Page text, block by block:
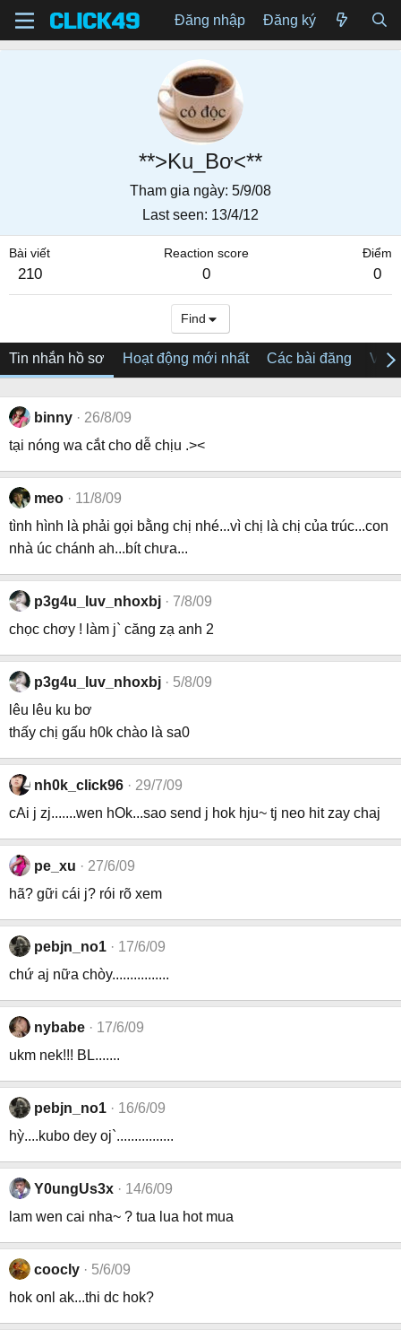
Đăng nhập Đăng ký
**>Ku_Bơ<**
Tham gia ngày 5/9/08
Last seen 13/4/12
Bài viết
210
Reaction score
0
Điểm
0
Find
Tin nhắn hồ sơ Hoạt động mới nhất Các bài đăng Về
binny
26/8/09
tại nóng wa cắt cho dễ chịu .><
meo
11/8/09
tình hình là phải gọi bằng chị nhé...vì chị là chị của trúc...con
nhà úc chánh ah...bít chưa...
p3g4u_luv_nhoxbj
7/8/09
chọc chơy ! làm j` căng zạ anh 2
p3g4u_luv_nhoxbj
5/8/09
lêu lêu ku bơ
thấy chị gấu h0k chào là sa0
nh0k_click96
29/7/09
cAi j zj.......wen hOk...sao send j hok hju~ tj neo hit zay chaj
pe_xu
27/6/09
hã? gữi cái j? rói rõ xem
pebjn_no1
17/6/09
chứ aj nữa chòy................
nybabe
17/6/09
ukm nek!!! BL.......
pebjn_no1
16/6/09
hỳ....kubo dey oj`................
Y0ungUs3x
14/6/09
lam wen cai nha~ ? tua lua hot mua
coocly
5/6/09
hok onl ak...thi dc hok?